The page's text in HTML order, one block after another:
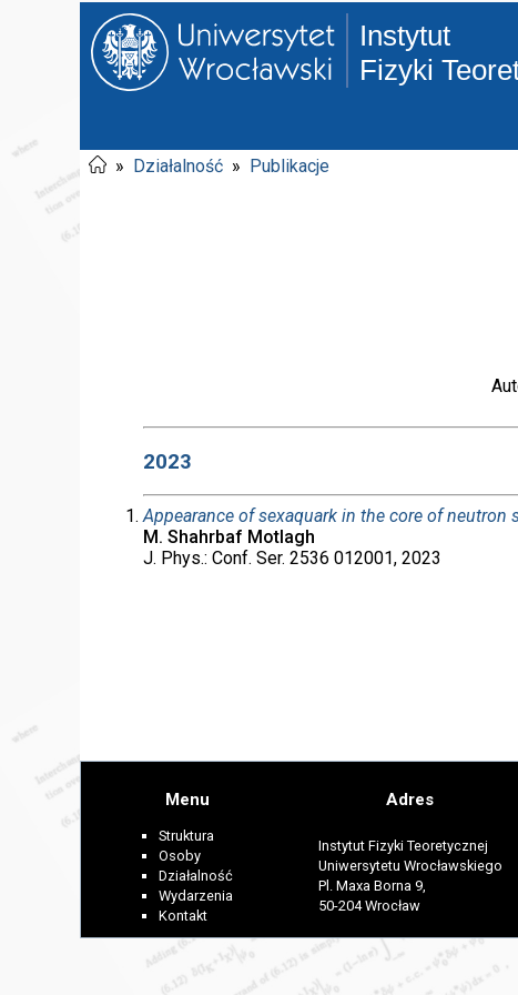
Instytut
Fizyki
» Działalność » Publikacje
2023
Appearance of sexaquark in the core of neutron
M. Shahrbaf Motlagh
J. Phys.: Conf. Ser. 2536 012001, 2023
Menu
Struktura
Osoby
Działalność
Wydarzenia
Kontakt
Adres
Instytut Fizyki Teoretycznej
Uniwersytetu Wrocławskiego
Pl. Maxa Borna 9,
50-204 Wrocław